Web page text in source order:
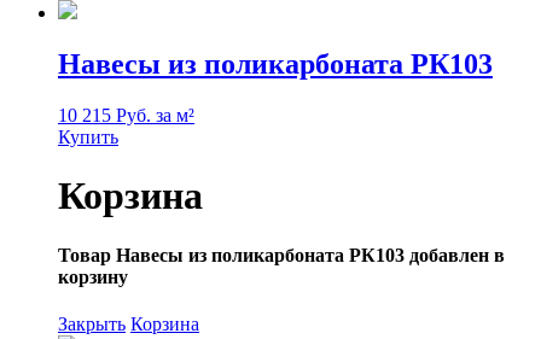
Навесы из поликарбоната РК103
10 215 Руб. за м²
Купить
Корзина
Товар Навесы из поликарбоната РК103 добавлен в
корзину
Закрыть Корзина